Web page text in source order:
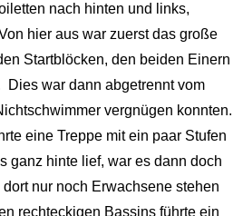
nach hinten und links,
hier aus war zuerst das große
Startblöcken, den beiden Einern
Dies war dann abgetrennt vom
vergnügen konnten.
eine Treppe mit ein paar Stufen
ganz hinte lief, war es dann doch
nur noch Erwachsene stehen
rechteckigen Bassins führte ein